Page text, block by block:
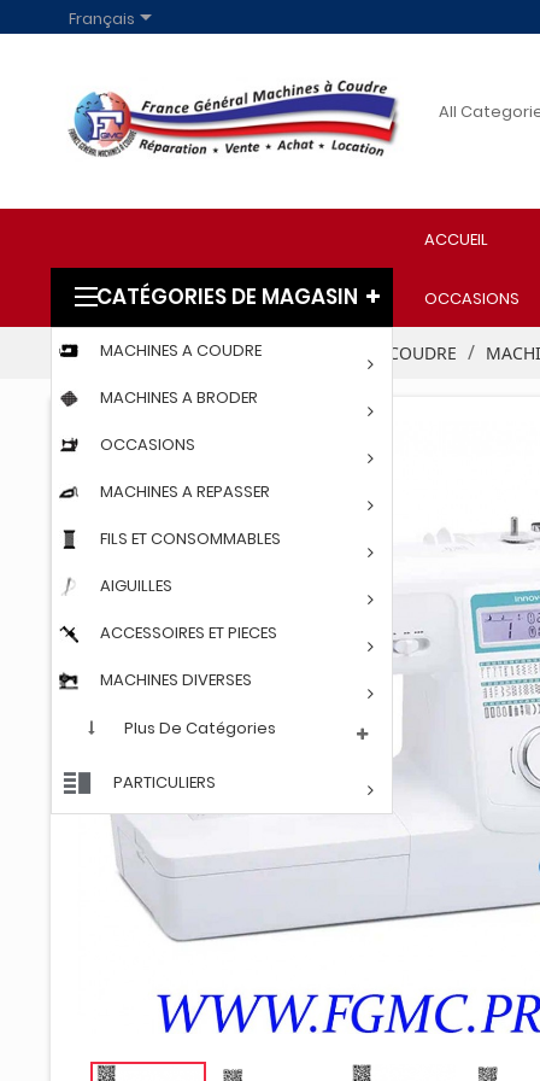
Français
ACCUEIL
OCCASIONS
CATÉGORIES DE MAGASIN
MACHINES A COUDRE
MACHINES A BRODER
OCCASIONS
MACHINES A REPASSER
FILS ET CONSOMMABLES
AIGUILLES
ACCESSOIRES ET PIECES
MACHINES DIVERSES
Plus De Catégories
PARTICULIERS
Accueil PARTICULIERS MACHINES A COUDRE